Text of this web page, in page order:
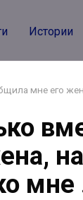
Истории
мне его
мне